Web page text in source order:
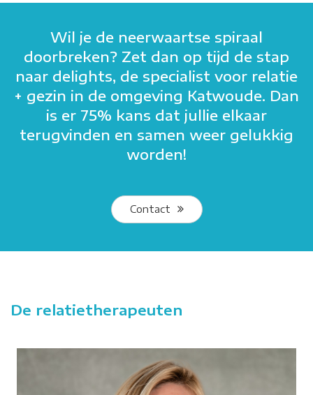
Wil je de neerwaartse spiraal
doorbreken? Zet dan op tijd de stap
naar delights, de specialist voor relatie
+ gezin in de omgeving Katwoude. Dan
is er 75% kans dat jullie elkaar
terugvinden en samen weer gelukkig
worden!
Contact
De relatietherapeuten